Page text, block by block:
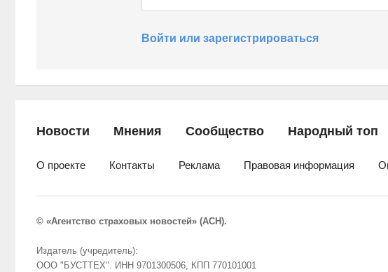
Войти или зарегистрироваться
Новости Мнения Сообщество Народный топ
О проекте Контакты Реклама Правовая информация
© «Агентство страховых новостей» (АСН).
Издатель (учредитель):
ООО "БУСТТЕХ". ИНН 9701300506, КПП 770101001